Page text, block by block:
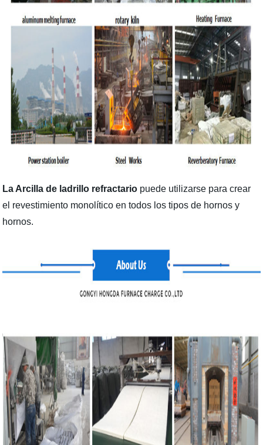
La Arcilla de ladrillo refractario puede utilizarse para crear
el revestimiento monolítico en todos los tipos de hornos y
hornos.